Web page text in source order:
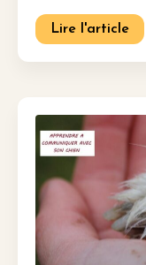
Lire l'article